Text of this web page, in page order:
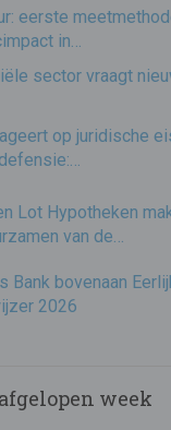
eerste
in…
sector vraagt
op juridische
Lot Hypotheken
van de…
Bank bovenaan
2026
week